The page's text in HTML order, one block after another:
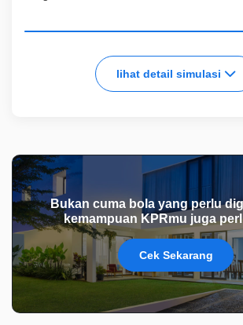
lihat detail simulasi
Bukan cuma bola yang perlu
kemampuan KPRmu juga
Cek Sekarang